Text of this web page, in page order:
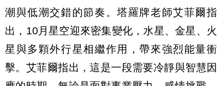
潮與低潮交錯的節奏。塔羅牌老師艾菲爾指
出，10月星空迎來密集變化，水星、金星、火
星與多顆外行星相繼作用，帶來強烈能量衝
擊。艾菲爾指出，這是一段需要冷靜與智慧因